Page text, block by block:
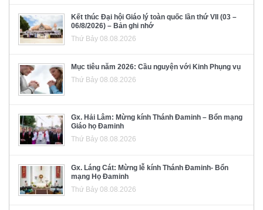
Kết thúc Đại hội Giáo lý toàn quốc lần thứ VII (03 –
06/8/2026) – Bản ghi nhớ
Thứ Bảy 08.08.2026
Mục tiêu năm 2026: Cầu nguyện với Kinh Phụng vụ
Thứ Bảy 08.08.2026
Gx. Hải Lâm: Mừng kính Thánh Đaminh – Bổn mạng
Giáo họ Đaminh
Thứ Bảy 08.08.2026
Gx. Láng Cát: Mừng lễ kính Thánh Đaminh- Bổn
mạng Họ Đaminh
Thứ Bảy 08.08.2026